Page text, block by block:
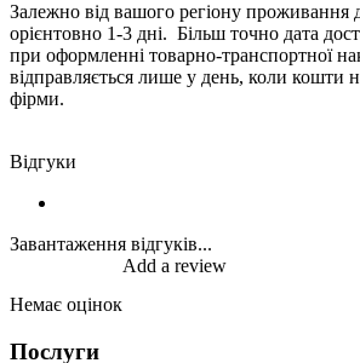
Залежно від вашого регіону проживання
орієнтовно 1-3 дні. Більш точно дата
при оформленні товарно-транспортної
відправляється лише у день, коли кошти
фірми.
Відгуки
Завантаження відгуків...
Немає оцінок
Add a review
Послуги